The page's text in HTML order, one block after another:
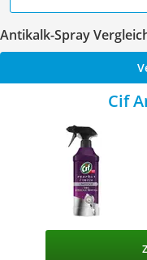
Antikalk-Spray
Cif